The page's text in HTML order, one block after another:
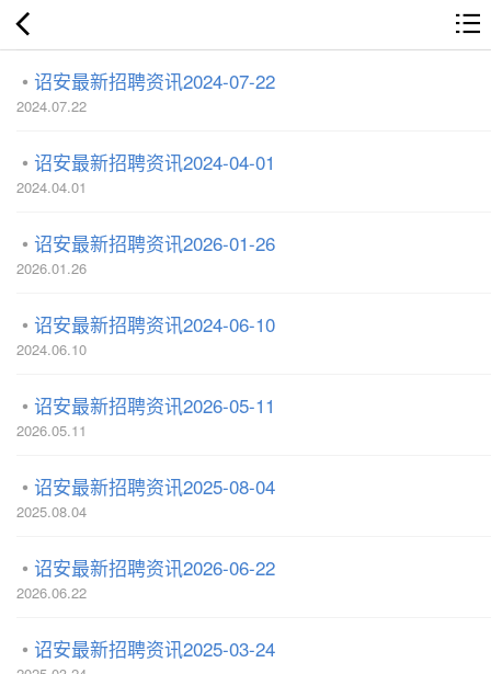
诏安最新招聘资讯2024-07-22
2024.07.22
诏安最新招聘资讯2024-04-01
2024.04.01
诏安最新招聘资讯2026-01-26
2026.01.26
诏安最新招聘资讯2024-06-10
2024.06.10
诏安最新招聘资讯2026-05-11
2026.05.11
诏安最新招聘资讯2025-08-04
2025.08.04
诏安最新招聘资讯2026-06-22
2026.06.22
诏安最新招聘资讯2025-03-24